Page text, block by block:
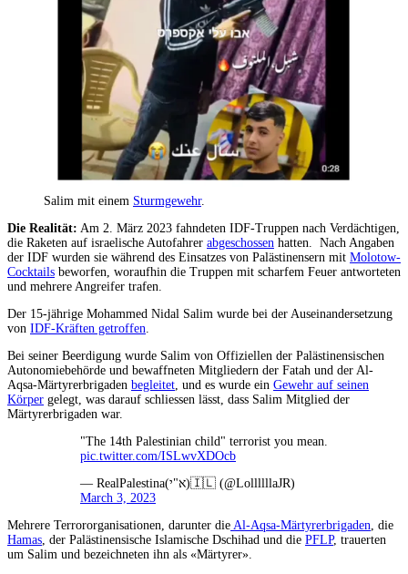
Salim mit einem Sturmgewehr.
Die Realität: Am 2. März 2023 fahndeten IDF-Truppen nach Verdächtigen,
die Raketen auf israelische Autofahrer abgeschossen hatten. Nach Angaben
der IDF wurden sie während des Einsatzes von Palästinensern mit Molotow-
Cocktails beworfen, woraufhin die Truppen mit scharfem Feuer antworteten
und mehrere Angreifer trafen.
Der 15-jährige Mohammed Nidal Salim wurde bei der Auseinandersetzung
von IDF-Kräften getroffen.
Bei seiner Beerdigung wurde Salim von Offiziellen der Palästinensischen
Autonomiebehörde und bewaffneten Mitgliedern der Fatah und der Al-
Aqsa-Märtyrerbrigaden begleitet, und es wurde ein Gewehr auf seinen
Körper gelegt, was darauf schliessen lässt, dass Salim Mitglied der
Märtyrerbrigaden war.
"The 14th Palestinian child" terrorist you mean.
pic.twitter.com/ISLwvXDOcb
— RealPalestina(א"י)🇮🇱 (@LollllllaJR)
March 3, 2023
Mehrere Terrororganisationen, darunter die Al-Aqsa-Märtyrerbrigaden, die
Hamas, der Palästinensische Islamische Dschihad und die PFLP, trauerten
um Salim und bezeichneten ihn als «Märtyrer».